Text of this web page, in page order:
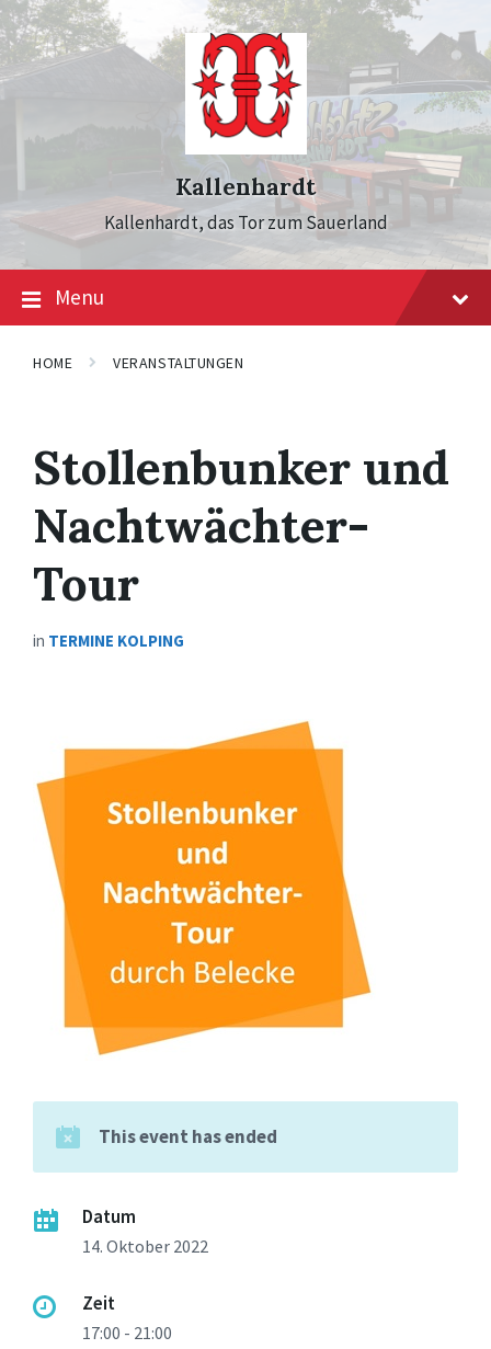
Skip
to
content
Skip
to
main
navigation
Skip
to
footer
Kallenhardt
Kallenhardt, das Tor zum Sauerland
Menu
HOME VERANSTALTUNGEN
Stollenbunker und
Nachtwächter-
Tour
in TERMINE KOLPING
This event has ended
Datum
14. Oktober 2022
Zeit
17:00 - 21:00